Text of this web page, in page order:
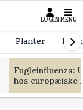
LOGIN MENU
Planter
Fugleinfluenza:
hos europæiske